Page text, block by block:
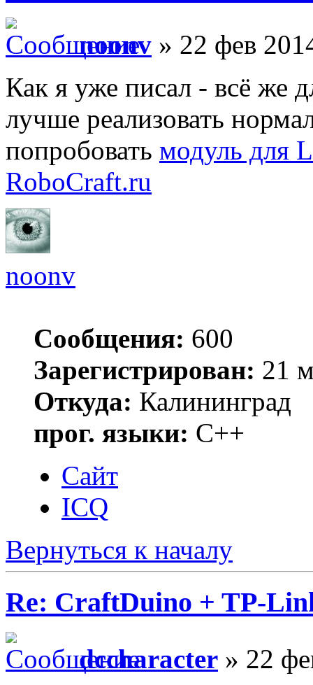
noonv » 22 фев
Как я уже писал - всё же
лучше реализовать
попробовать модуль для
RoboCraft.ru
noonv
Сообщения: 600
Зарегистрирован: 21
Откуда: Калининград
прог. языки: C++
Сайт
ICQ
Вернуться к началу
Re: CraftDuino + TP-
dccharacter » 22